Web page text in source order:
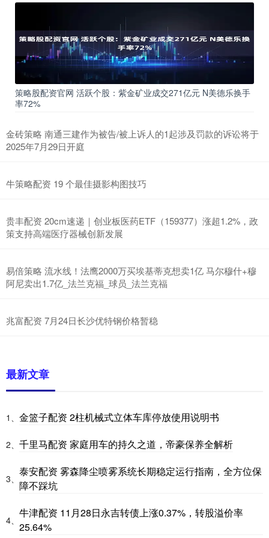
策略股配资官网 活跃个股：紫金矿业成交271亿元 N美德乐换手
率72%
金砖策略 南通三建作为被告/被上诉人的1起涉及罚款的诉讼将于
2025年7月29日开庭
牛策略配资 19 个最佳摄影构图技巧
贵丰配资 20cm速递｜创业板医药ETF（159377）涨超1.2%，政
策支持高端医疗器械创新发展
易倍策略 流水线！法鹰2000万买埃基蒂克想卖1亿 马尔穆什+穆
阿尼卖出1.7亿_法兰克福_球员_法兰克福
兆富配资 7月24日长沙优特钢价格暂稳
最新文章
1、 金篮子配资 2柱机械式立体车库停放使用说明书
2、 千里马配资 家庭用车的持久之道，帝豪保养全解析
3、
泰安配资 雾森降尘喷雾系统长期稳定运行指南，全方位保
障不踩坑
4、
牛津配资 11月28日永吉转债上涨0.37%，转股溢价率
25.64%